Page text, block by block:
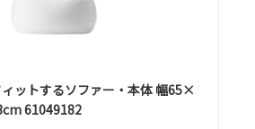
ットするソファー・本体 幅65×
61049182